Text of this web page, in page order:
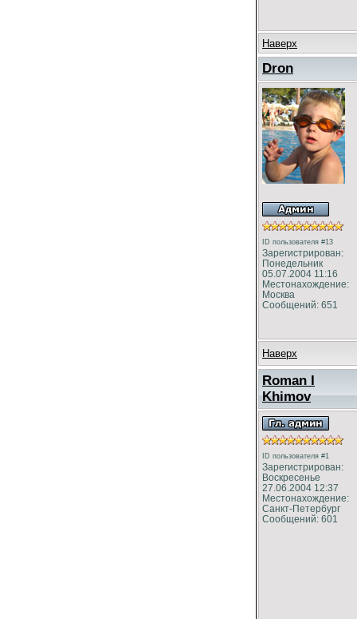
Наверх
Dron
ID пользователя #13
Зарегистрирован:
Понедельник
05.07.2004 11:16
Местонахождение:
Москва
Сообщений: 651
Наверх
Roman I
Khimov
ID пользователя #1
Зарегистрирован:
Воскресенье
27.06.2004 12:37
Местонахождение:
Санкт-Петербург
Сообщений: 601